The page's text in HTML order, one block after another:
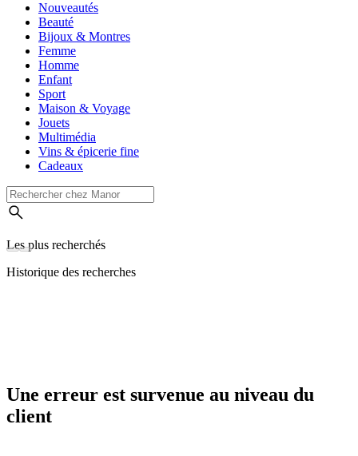
Nouveautés
Beauté
Bijoux & Montres
Femme
Homme
Enfant
Sport
Maison & Voyage
Jouets
Multimédia
Vins & épicerie fine
Cadeaux
Les plus recherchés
Historique des recherches
Une erreur est survenue au niveau du
client